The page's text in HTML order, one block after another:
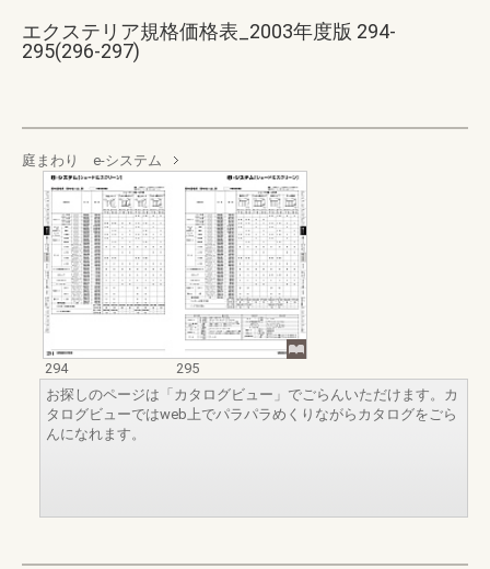
エクステリア規格価格表_2003年度版 294-
295(296-297)
庭まわり e-システム
294
295
お探しのページは「カタログビュー」でごらんいただけます。カ
タログビューではweb上でパラパラめくりながらカタログをごら
んになれます。